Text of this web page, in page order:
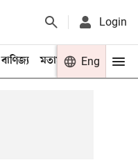
Login
বাণিজ্য মতামত খেলা
Eng